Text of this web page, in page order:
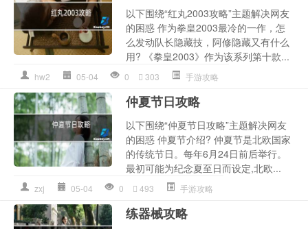
以下围绕“红丸2003攻略”主题解决网友
的困惑 作为拳皇2003最冷的一作，怎
么发动队长隐藏技，阿修隐藏又有什么
用? 《拳皇2003》作为该系列第十款...
hw2 05-04 0 303 手游攻略
仲夏节日攻略
以下围绕“仲夏节日攻略”主题解决网友
的困惑 仲夏节介绍? 仲夏节是北欧国家
的传统节日。每年6月24日前后举行。
最初可能为纪念夏至日而设定,北欧...
zxj 05-04 0 493 手游攻略
练器械攻略